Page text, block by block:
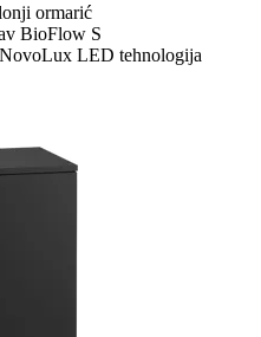
ormarić
BioFlow S
LED tehnologija